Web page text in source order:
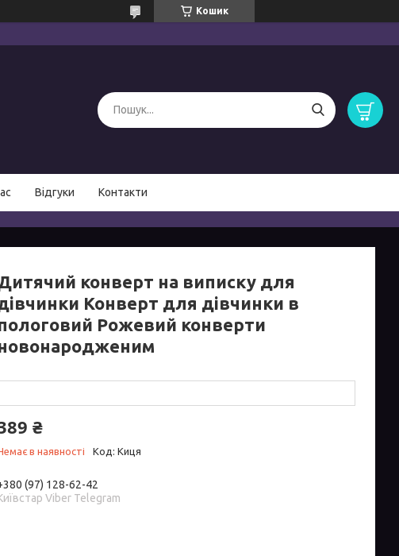
Кошик
Відгуки Контакти
конверт на виписку для
Конверт для дівчинки в
Рожевий конверти
₴
в наявності Код: Киця
(97) 128-62-42
Viber Telegram